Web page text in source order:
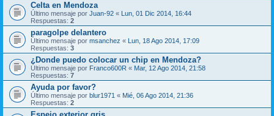
Celta en Mendoza
Último mensaje por Juan-92 « Lun, 01 Dic 2014, 16:44
Respuestas: 2
paragolpe delantero
Último mensaje por msanchez « Lun, 18 Ago 2014, 17:09
Respuestas: 3
¿Donde puedo colocar un chip en Mendoza?
Último mensaje por Franco600R « Mar, 12 Ago 2014, 21:58
Respuestas: 7
Ayuda por favor?
Último mensaje por blur1971 « Mié, 06 Ago 2014, 21:36
Respuestas: 2